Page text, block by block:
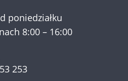
poniedziałku
8:00 – 16:00
253